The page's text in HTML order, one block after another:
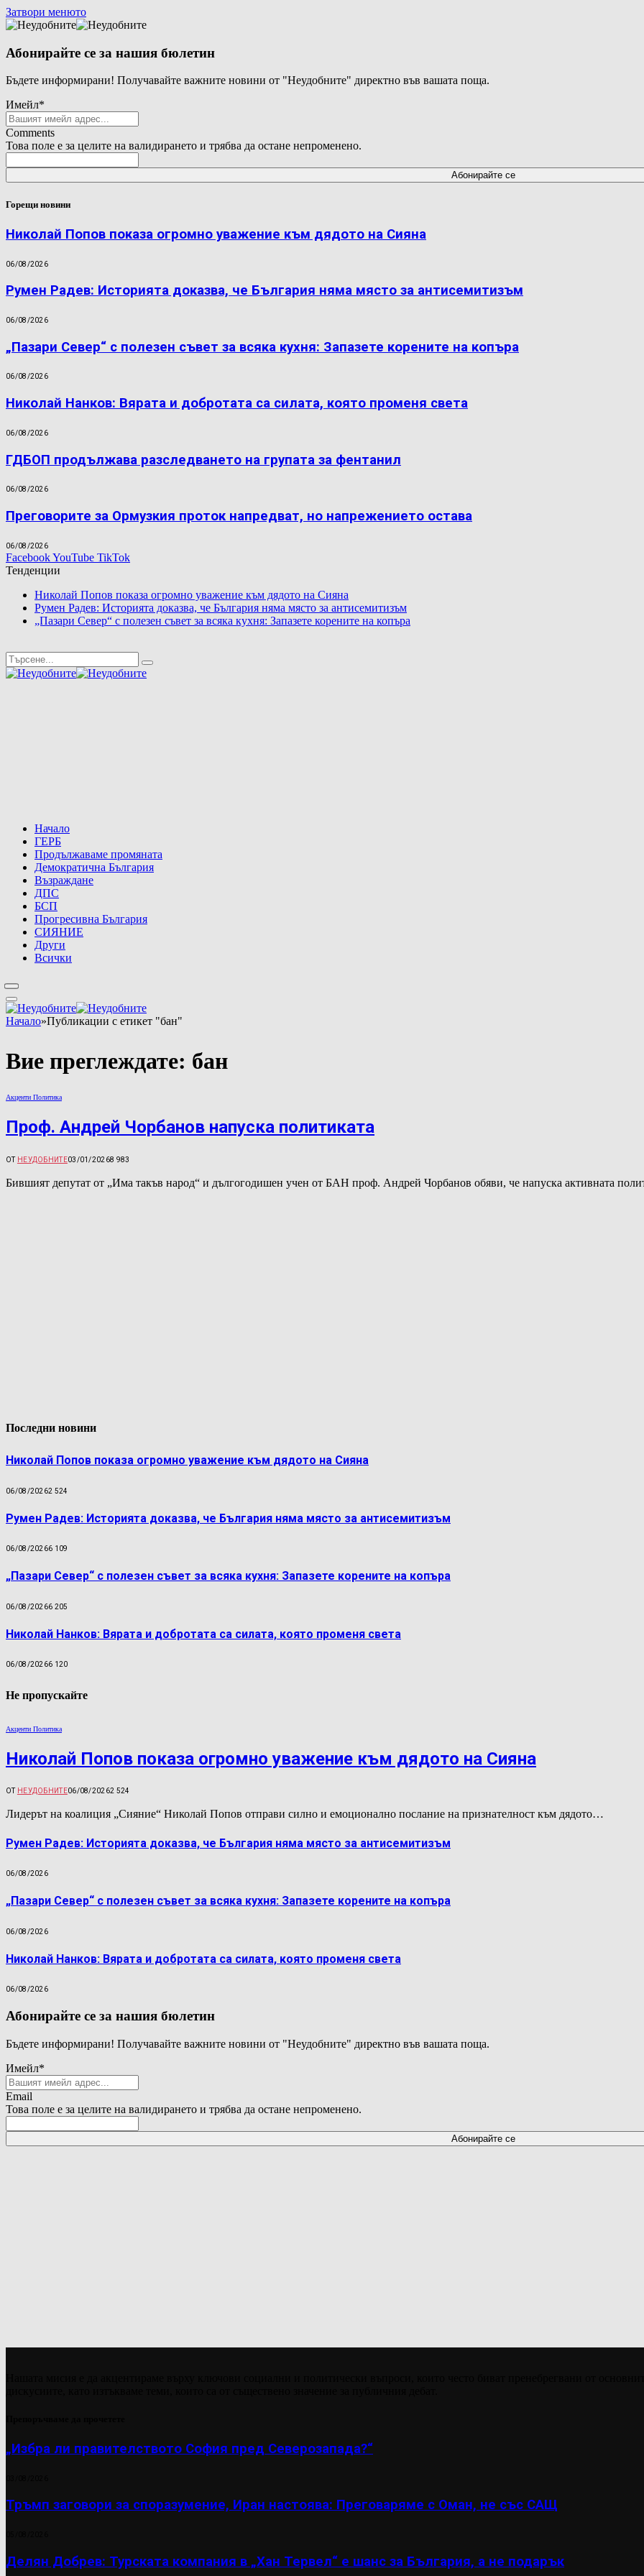
Затвори менюто
Абонирайте се за нашия бюлетин
Бъдете информирани! Получавайте важните новини от "Неудобните" директно във вашата поща.
Имейл*
Comments
Това поле е за целите на валидирането и трябва да остане непроменено.
Горещи новини
Николай Попов показа огромно уважение към дядото на Сияна
06/08/2026
Румен Радев: Историята доказва, че България няма място за антисемитизъм
06/08/2026
„Пазари Север“ с полезен съвет за всяка кухня: Запазете корените на копъра
06/08/2026
Николай Нанков: Вярата и добротата са силата, която променя света
06/08/2026
ГДБОП продължава разследването на групата за фентанил
06/08/2026
Преговорите за Ормузкия проток напредват, но напрежението остава
06/08/2026
FacebookYouTube TikTok
Тенденции
Николай Попов показа огромно уважение към дядото на Сияна
Румен Радев: Историята доказва, че България няма място за антисемитизъм
„Пазари Север“ с полезен съвет за всяка кухня: Запазете корените на копъра
Начало
ГЕРБ
Продължаваме промяната
Демократична България
Възраждане
ДПС
БСП
Прогресивна България
СИЯНИЕ
Други
Всички
Начало»Публикации с етикет "бан"
Вие преглеждате: бан
Акценти Политика
Проф. Андрей Чорбанов напуска политиката
ОТ НЕУДОБНИТЕ03/01/20268 983
Бившият депутат от „Има такъв народ“ и дългогодишен учен от БАН проф. Андрей Чорбанов обяви, че напуска активната
Последни новини
Николай Попов показа огромно уважение към дядото на Сияна
06/08/20262 524
Румен Радев: Историята доказва, че България няма място за антисемитизъм
06/08/20266 109
„Пазари Север“ с полезен съвет за всяка кухня: Запазете корените на копъра
06/08/20266 205
Николай Нанков: Вярата и добротата са силата, която променя света
06/08/20266 120
Не пропускайте
Акценти Политика
Николай Попов показа огромно уважение към дядото на Сияна
ОТ НЕУДОБНИТЕ06/08/20262 524
Лидерът на коалиция „Сияние“ Николай Попов отправи силно и емоционално послание на признателност към дядото…
Румен Радев: Историята доказва, че България няма място за антисемитизъм
06/08/2026
„Пазари Север“ с полезен съвет за всяка кухня: Запазете корените на копъра
06/08/2026
Николай Нанков: Вярата и добротата са силата, която променя света
06/08/2026
Абонирайте се за нашия бюлетин
Бъдете информирани! Получавайте важните новини от "Неудобните" директно във вашата поща.
Имейл*
Email
Това поле е за целите на валидирането и трябва да остане непроменено.
„Избра ли правителството София пред Северозапада?“
Тръмп заговори за споразумение, Иран настоява: Преговаряме с Оман, не със САЩ
Делян Добрев: Турската компания в „Хан Тервел“ е шанс за България, а не подарък